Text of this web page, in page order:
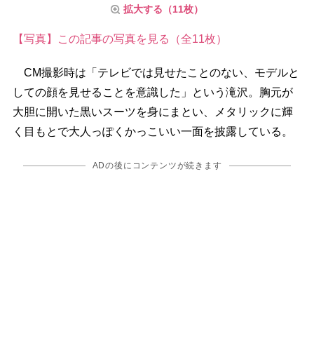
拡大する（11枚）
【写真】この記事の写真を見る（全11枚）
CM撮影時は「テレビでは見せたことのない、モデルと
しての顔を見せることを意識した」という滝沢。胸元が
大胆に開いた黒いスーツを身にまとい、メタリックに輝
く目もとで大人っぽくかっこいい一面を披露している。
ADの後にコンテンツが続きます